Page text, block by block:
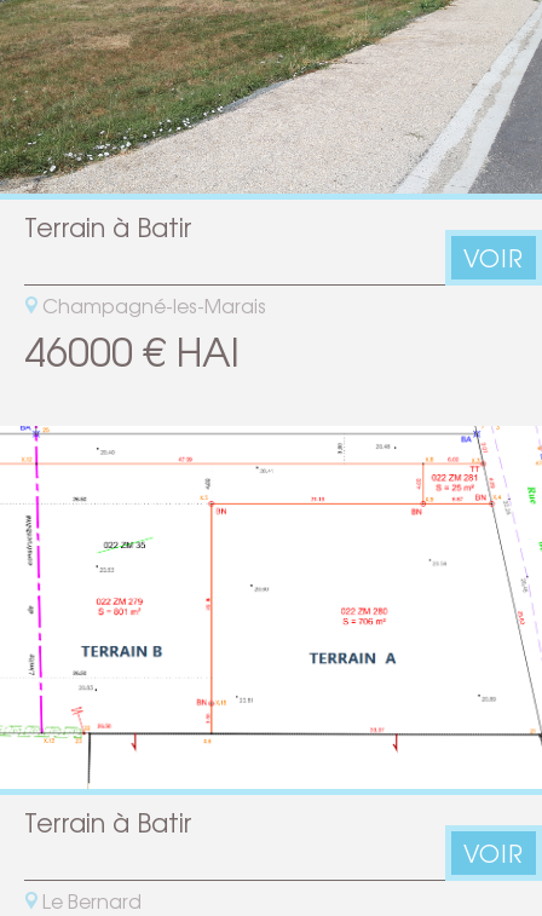
VOIR
Terrain à Batir
Champagné-les-Marais
46000 € HAI
VOIR
Terrain à Batir
Le Bernard